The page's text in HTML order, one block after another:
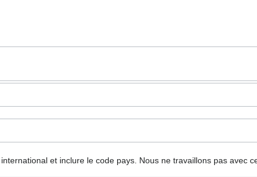
et inclure le code pays. Nous ne travaillons pas avec